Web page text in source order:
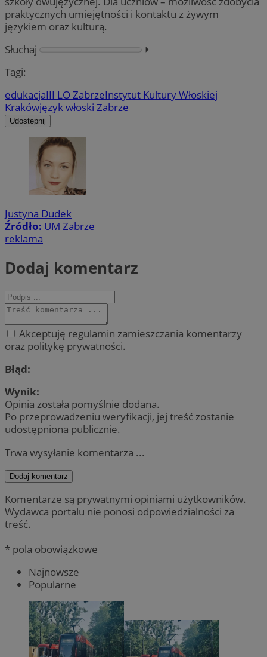
praktycznych umiejętności i kontaktu z żywym
językiem oraz kulturą.
Słuchaj
⏵︎
Tagi:
edukacjaIII LO ZabrzeInstytut Kultury Włoskiej
Krakówjęzyk włoski Zabrze
Udostępnij
Justyna Dudek
Źródło: UM Zabrze
reklama
Dodaj komentarz
Akceptuję regulamin zamieszczania komentarzy
oraz politykę prywatności.
Błąd:
Wynik:
Opinia została pomyślnie dodana.
Po przeprowadzeniu weryfikacji, jej treść zostanie
udostępniona publicznie.
Trwa wysyłanie komentarza ...
Dodaj komentarz
Komentarze są prywatnymi opiniami użytkowników.
Wydawca portalu nie ponosi odpowiedzialności za
treść.
* pola obowiązkowe
Najnowsze
Popularne